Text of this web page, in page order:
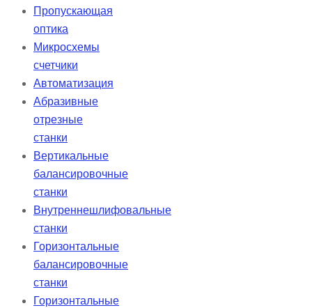
Пропускающая
оптика
Микросхемы
счетчики
Автоматизация
Абразивные
отрезные
станки
Вертикальные
балансировочные
станки
Внутреннешлифовальные
станки
Горизонтальные
балансировочные
станки
Горизонтальные